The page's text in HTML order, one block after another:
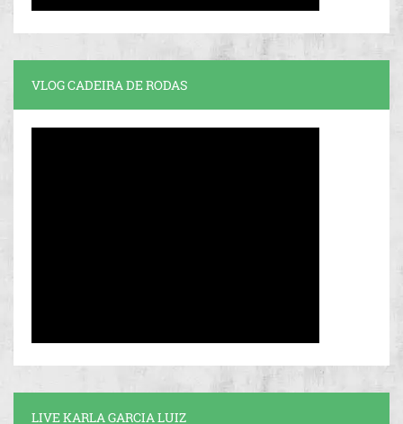
VLOG CADEIRA DE RODAS
LIVE KARLA GARCIA LUIZ